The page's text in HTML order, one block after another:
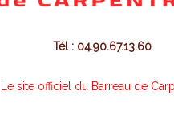
Tél : 04.90.67.13.60
Le site officiel du Barreau de